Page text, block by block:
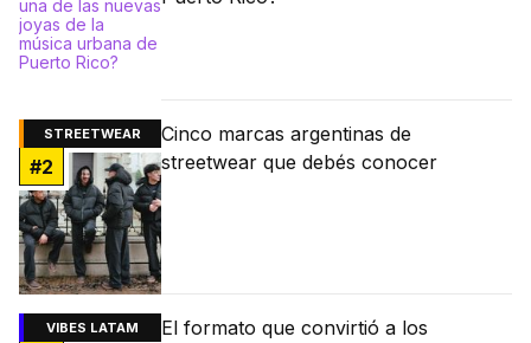
STREETWEAR
#2
Cinco marcas argentinas de
streetwear que debés conocer
VIBES LATAM
El formato que convirtió a los